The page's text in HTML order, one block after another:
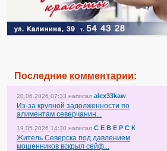
Последние комментарии:
20.06.2026 07:33 написал alex33kaw
Из-за крупной задолженности по
алиментам северчанин...
19.05.2026 14:30 написал С Е В Е Р С К
Житель Северска под давлением
мошенников вскрыл сейф...